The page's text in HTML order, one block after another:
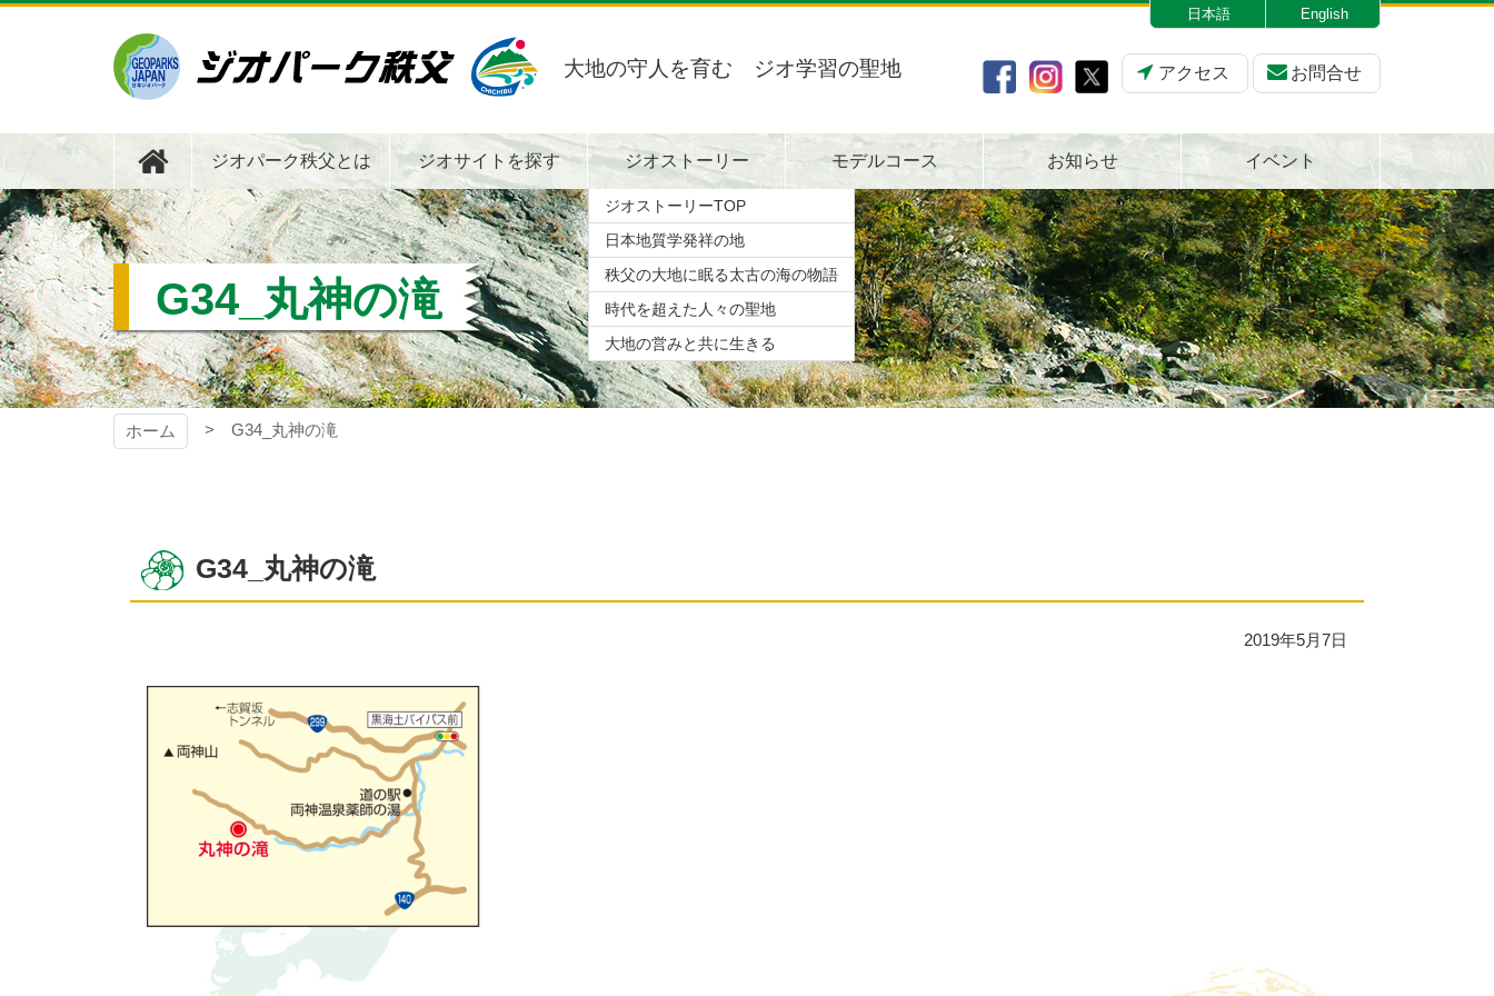
本
へ
ス
キ
ッ
プ
ジオパーク秩父
大地の守人を育む ジオ学習の聖地
日本語 English
アクセス お問合せ
ジオパーク秩父とは ジオサイトを探す ジオストーリー
ジオストーリーTOP
日本地質学発祥の地
秩父の大地に眠る太古の海の物語
時代を超えた人々の聖地
大地の営みと共に生きる
モデルコース お知らせ イベント
G34_丸神の滝
ホーム G34_丸神の滝
G34_丸神の滝
2019年5月7日